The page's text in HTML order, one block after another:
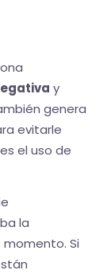
y
genera
evitarle
el uso de
la
Si